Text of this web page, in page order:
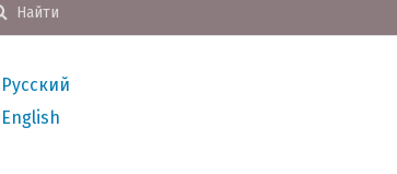
Найти
Русский
English